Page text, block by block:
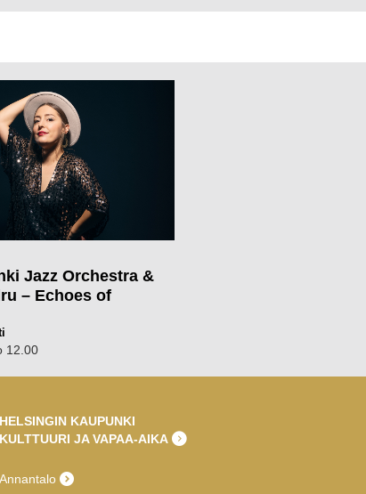
Jazz Orchestra &
– Echoes of
12.00
HELSINGIN KAUPUNKI
KULTTUURI JA VAPAA-AIKA
Annantalo